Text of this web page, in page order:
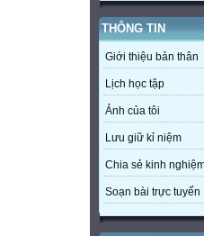
THÔNG TIN
Giới thiệu bản thân
Lịch học tập
Ảnh của tôi
Lưu giữ kỉ niệm
Chia sẻ kinh
Soạn bài trực tuyến